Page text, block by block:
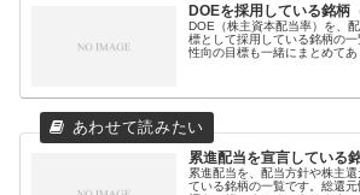
DOEを採用している銘柄
DOE（株主資本配当率）を、
標として採用している銘柄の
性向の目標も一緒にまとめてあ
累進配当を宣言している
累進配当を、配当方針や株主還
ている銘柄の一覧です。総還